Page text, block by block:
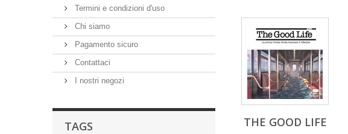
Termini e condizioni d'uso
Chi siamo
Pagamento sicuro
Contattaci
I nostri negozi
TAGS THE GOOD LIFE